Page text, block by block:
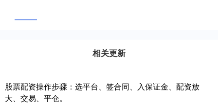
相关更新
股票配资操作步骤：选平台、签合同、入保证金、配资放
大、交易、平仓。